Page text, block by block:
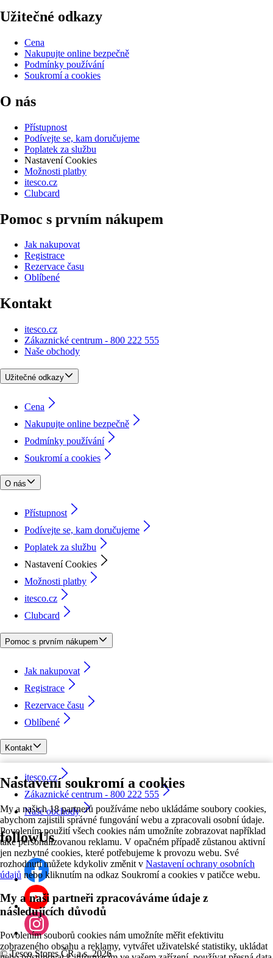
Nastavení soukromí a cookies
My a našich 18 partnerů používáme nebo ukládáme soubory cookies,
abychom zajistili správné fungování webu a zpracovali osobní údaje.
Povolením použití všech cookies nám umožníte zobrazovat například
také personalizovanou reklamu. V opačném případě zůstanou aktivní
jen nezbytné cookies, které potřebujeme k provozu webu. Své
rozhodnutí můžete kdykoliv změnit v Nastavení ochrany osobních
údajů nebo kliknutím na odkaz Soukromí a cookies v patičce webu.
My a naši partneři zpracováváme údaje z
následujících důvodů
Povolením souborů cookies nám umožníte měřit efektivitu
zobrazeného obsahu a reklamy, vytvářet uživatelské statistiky, ukládat
Užitečné odkazy
Cena
Nakupujte online bezpečně
Podmínky používání
Soukromí a cookies
O nás
Přístupnost
Podívejte se, kam doručujeme
Poplatek za službu
Nastavení Cookies
Možnosti platby
itesco.cz
Clubcard
Pomoc s prvním nákupem
Jak nakupovat
Registrace
Rezervace času
Oblíbené
Kontakt
itesco.cz
Zákaznické centrum - 800 222 555
Naše obchody
Užitečné odkazy
Cena
Nakupujte online bezpečně
Podmínky používání
Soukromí a cookies
O nás
Přístupnost
Podívejte se, kam doručujeme
Poplatek za službu
Nastavení Cookies
Možnosti platby
itesco.cz
Clubcard
Pomoc s prvním nákupem
Jak nakupovat
Registrace
Rezervace času
Oblíbené
Kontakt
itesco.cz
Zákaznické centrum - 800 222 555
Naše obchody
followUs
©Tesco Stores ČR a.s. 2026